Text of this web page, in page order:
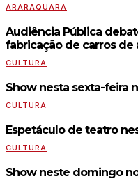
ARARAQUARA
Audiência Pública
fabricação de carros de
CULTURA
Show nesta sexta-feira
CULTURA
Espetáculo de teatro
CULTURA
Show neste domingo